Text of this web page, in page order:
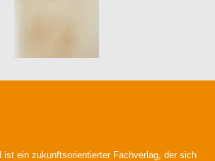
ist ein zukunftsorientierter Fachverlag, der sich